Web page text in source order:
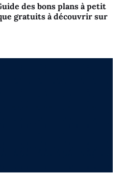
des bons plans à petit
gratuits à découvrir sur